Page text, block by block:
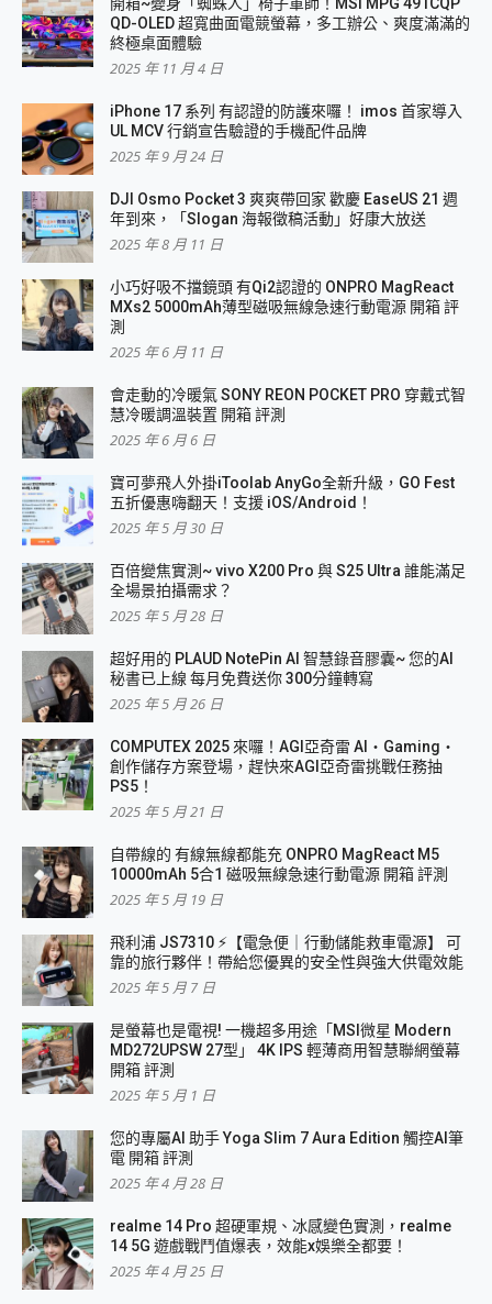
QD-OLED 超寬曲面電競螢幕，多工辦公、爽度滿滿的
終極桌面體驗
2025 年 11 月 4 日
iPhone 17 系列 有認證的防護來囉！ imos 首家導入
UL MCV 行銷宣告驗證的手機配件品牌
2025 年 9 月 24 日
DJI Osmo Pocket 3 爽爽帶回家 歡慶 EaseUS 21 週
年到來，「Slogan 海報徵稿活動」好康大放送
2025 年 8 月 11 日
小巧好吸不擋鏡頭 有Qi2認證的 ONPRO MagReact
MXs2 5000mAh薄型磁吸無線急速行動電源 開箱 評
測
2025 年 6 月 11 日
會走動的冷暖氣 SONY REON POCKET PRO 穿戴式智
慧冷暖調溫裝置 開箱 評測
2025 年 6 月 6 日
寶可夢飛人外掛iToolab AnyGo全新升級，GO Fest
五折優惠嗨翻天！支援 iOS/Android！
2025 年 5 月 30 日
百倍變焦實測~ vivo X200 Pro 與 S25 Ultra 誰能滿足
全場景拍攝需求？
2025 年 5 月 28 日
超好用的 PLAUD NotePin AI 智慧錄音膠囊~ 您的AI
秘書已上線 每月免費送你 300分鐘轉寫
2025 年 5 月 26 日
COMPUTEX 2025 來囉！AGI亞奇雷 AI・Gaming・
創作儲存方案登場，趕快來AGI亞奇雷挑戰任務抽
PS5！
2025 年 5 月 21 日
自帶線的 有線無線都能充 ONPRO MagReact M5
10000mAh 5合1 磁吸無線急速行動電源 開箱 評測
2025 年 5 月 19 日
飛利浦 JS7310 ⚡【電急便｜行動儲能救車電源】 可
靠的旅行夥伴！帶給您優異的安全性與強大供電效能
2025 年 5 月 7 日
是螢幕也是電視! 一機超多用途「MSI微星 Modern
MD272UPSW 27型」 4K IPS 輕薄商用智慧聯網螢幕
開箱 評測
2025 年 5 月 1 日
您的專屬AI 助手 Yoga Slim 7 Aura Edition 觸控AI筆
電 開箱 評測
2025 年 4 月 28 日
realme 14 Pro 超硬軍規、冰感變色實測，realme
14 5G 遊戲戰鬥值爆表，效能x娛樂全都要！
2025 年 4 月 25 日